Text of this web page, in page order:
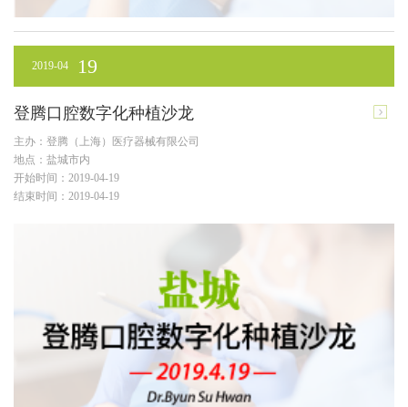
2019-04 19
登腾口腔数字化种植沙龙
主办：登腾（上海）医疗器械有限公司
地点：盐城市内
开始时间：2019-04-19
结束时间：2019-04-19